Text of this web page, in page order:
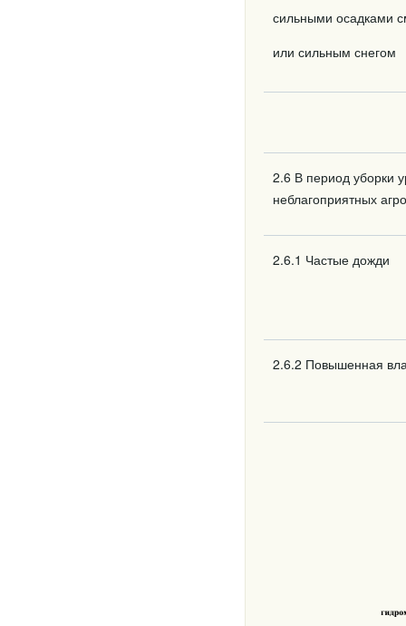
сильными осадками
или сильным снегом
2.6 В период уборки
неблагоприятных
2.6.1 Частые дожди
2.6.2 Повышенная